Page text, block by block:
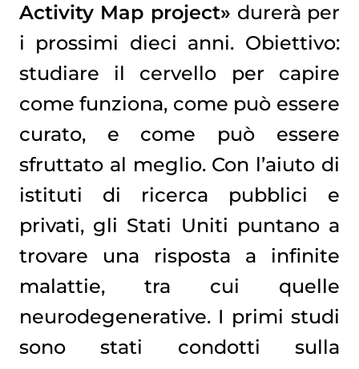
Activity Map project» durerà per
i prossimi dieci anni. Obiettivo:
studiare il cervello per capire
come funziona, come può essere
curato, e come può essere
sfruttato al meglio. Con l’aiuto di
istituti di ricerca pubblici e
privati, gli Stati Uniti puntano a
trovare una risposta a infinite
malattie, tra cui quelle
neurodegenerative. I primi studi
sono stati condotti sulla